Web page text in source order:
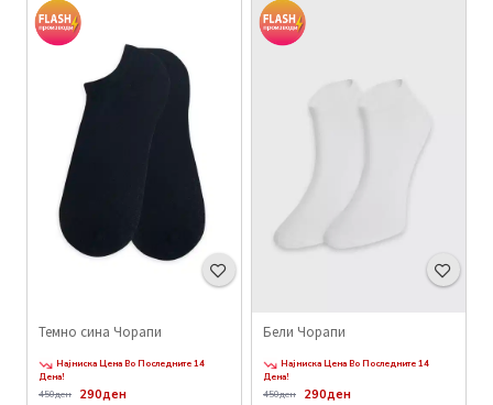
Темно сина Чорапи
Најниска Цена Во Последните 14
Дена!
290ден
450ден
Бели Чорапи
Најниска Цена Во Последните 14
Дена!
290ден
450ден